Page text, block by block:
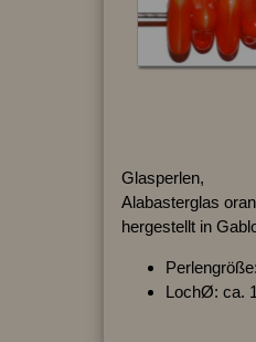
Glasperlen,
Alabasterglas
hergestellt in
LochØ: ca.